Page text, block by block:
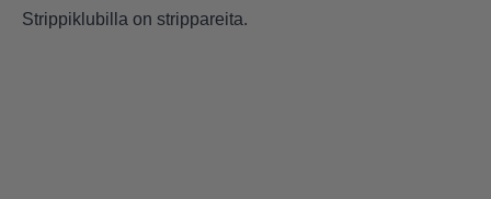
Strippiklubilla on strippareita.